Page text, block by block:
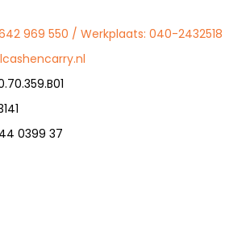
969 550 / Werkplaats: 040-2432518
0399 37